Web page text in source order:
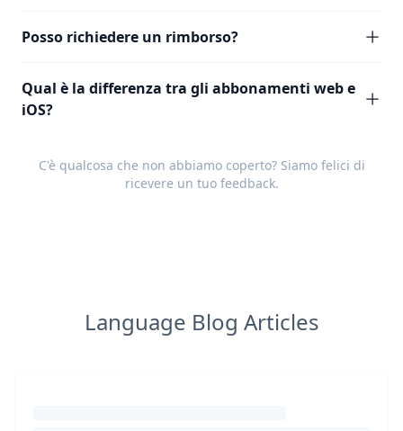
Posso richiedere un rimborso?
Qual è la differenza tra gli abbonamenti web e
iOS?
C'è qualcosa che non abbiamo coperto? Siamo felici di
ricevere un tuo feedback.
Language Blog Articles